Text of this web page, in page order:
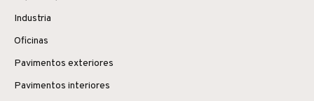
Industria
Oficinas
Pavimentos exteriores
Pavimentos interiores